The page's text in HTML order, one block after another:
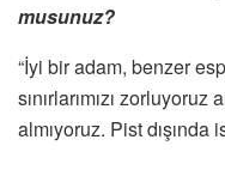
musunuz?
“İyi bir adam, benzer
sınırlarımızı
almıyoruz. Pist dışında